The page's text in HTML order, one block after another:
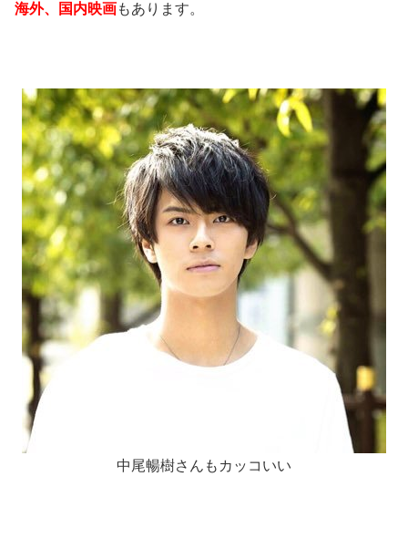
海外、国内映画 もあります。
中尾暢樹さんもカッコいい